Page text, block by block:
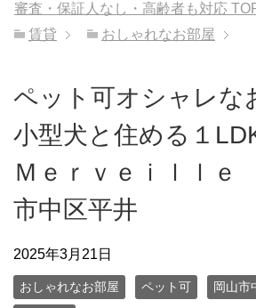
審査・保証人なし・高齢者も対応
賃貸
おしゃれなお部屋
ペット可オシャレな
小型犬と住める１
Ｍｅｒｖｅｉｌｌ
市中区平井
2025年3月21日
おしゃれなお部屋 ペット可 岡山市